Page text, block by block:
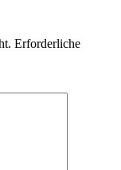
Erforderliche